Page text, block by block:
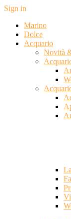
Sign in
Marino
Dolce
Acquario
Novità